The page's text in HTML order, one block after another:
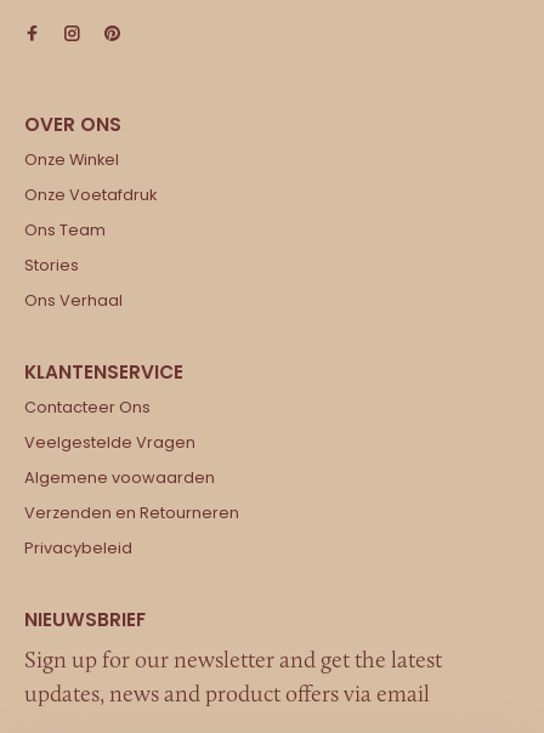
Onze Winkel
Onze Voetafdruk
Ons Team
Stories
Ons Verhaal
Contacteer Ons
Veelgestelde Vragen
Algemene voowaarden
Verzenden en Retourneren
Privacybeleid
Sign up for our newsletter and get the latest
updates, news and product offers via email